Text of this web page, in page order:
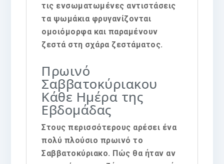
τις ενσωματωμένες αντιστάσεις
τα ψωμάκια φρυγανίζονται
ομοιόμορφα και παραμένουν
ζεστά στη σχάρα ζεστάματος.
Πρωινό
Σαββατοκύριακου
Κάθε Ημέρα της
Εβδομάδας
Στους περισσότερους αρέσει ένα
πολύ πλούσιο πρωινό το
Σαββατοκύριακο. Πώς θα ήταν αν